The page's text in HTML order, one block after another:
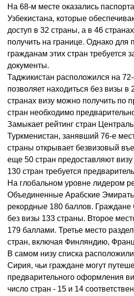
На 68-м месте оказались
Узбекистана, которые
доступ в 32 страны, а в 46
получить на границе. Однако для
гражданам этих стран требуется
документы.
Таджикистан расположился на
позволяет находиться без визы в
странах визу можно получить по
стран необходимо
Замыкает рейтинг стран
Туркменистан, занявший 76-е
страны открывает безвизовый
еще 50 стран предоставляют
130 стран требуется
На глобальном уровне лидером
Объединенные Арабские
рекордные 180 баллов.
без визы 133 страны. Второе
179 баллами. Третье место
стран, включая Финляндию,
В самом низу списка
Сирия, чьи граждане могут
предварительного оформления
число стран - 15 и 14